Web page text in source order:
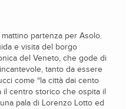
partenza per Asolo.
e visita del borgo
del Veneto, che gode di
tanto da essere
come “la città dai cento
il centro storico che ospita il
pala di Lorenzo Lotto ed